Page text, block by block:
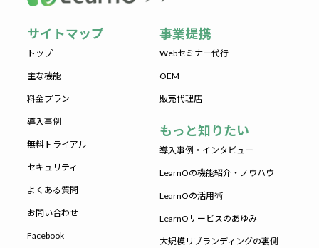
サイトマップ
トップ
主な機能
料金プラン
導入事例
無料トライアル
セキュリティ
よくある質問
お問い合わせ
Facebook
事業提携
Webセミナー代行
OEM
販売代理店
もっと知りたい
導入事例・インタビュー
LearnOの機能紹介・ノウハウ
LearnOの活用術
LearnOサービスのあゆみ
大規模リブランディングの裏側